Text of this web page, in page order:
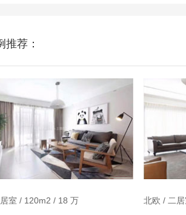
推荐：
室 / 120m2 / 18 万 北欧 / 二